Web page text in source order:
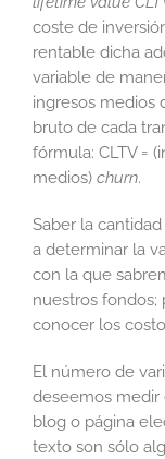
coste de
rentable dicha
variable de
ingresos medios
bruto de cada
fórmula: CLTV =
medios) churn.
Saber la
a determinar la
con la que
nuestros fondos;
conocer los
El número de
deseemos medir
blog o página
texto son sólo